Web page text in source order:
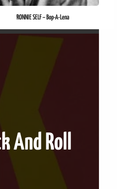
RONNIE SELF – Bop-A-Lena
And Roll